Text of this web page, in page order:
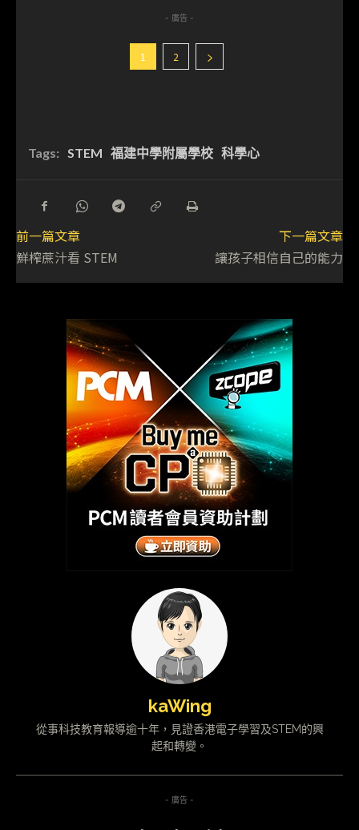
- 廣告 -
1 2
Tags: STEM 福建中學附屬學校 科學心
前一篇文章
鮮榨蔗汁看 STEM
下一篇文章
讓孩子相信自己的能力
kaWing
從事科技教育報導逾十年，見證香港電子學習及STEM的興
起和轉變。
- 廣告 -